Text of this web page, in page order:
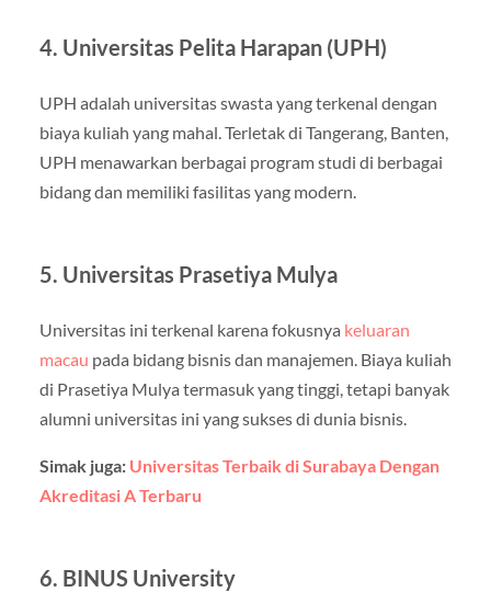
4. Universitas Pelita Harapan (UPH)
UPH adalah universitas swasta yang terkenal dengan
biaya kuliah yang mahal. Terletak di Tangerang, Banten,
UPH menawarkan berbagai program studi di berbagai
bidang dan memiliki fasilitas yang modern.
5. Universitas Prasetiya Mulya
Universitas ini terkenal karena fokusnya keluaran
macau pada bidang bisnis dan manajemen. Biaya kuliah
di Prasetiya Mulya termasuk yang tinggi, tetapi banyak
alumni universitas ini yang sukses di dunia bisnis.
Simak juga: Universitas Terbaik di Surabaya Dengan
Akreditasi A Terbaru
6. BINUS University